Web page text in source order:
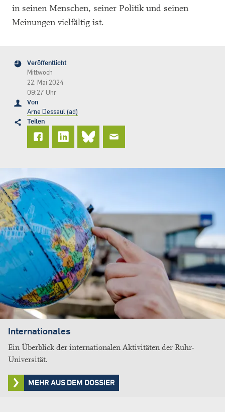
in seinen Menschen, seiner Politik und seinen
Meinungen vielfältig ist.
Veröffentlicht
Mittwoch
22. Mai 2024
09:27 Uhr
Von
Arne Dessaul (ad)
Teilen
Internationales
Ein Überblick der internationalen Aktivitäten der Ruhr-
Universität.
MEHR AUS DEM DOSSIER